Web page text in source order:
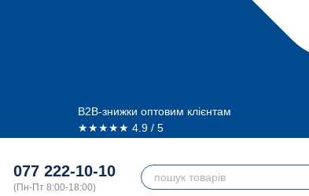
B2B-знижки оптовим клієнтам
★★★★★ 4.9 / 5
077 222-10-10